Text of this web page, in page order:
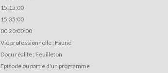
15:15:00
15:35:00
00:20:00:00
Vie professionnelle ; Faune
Docu réalité ; Feuilleton
Episode ou partie d'un programme